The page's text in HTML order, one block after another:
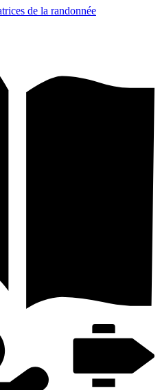
de la randonnée